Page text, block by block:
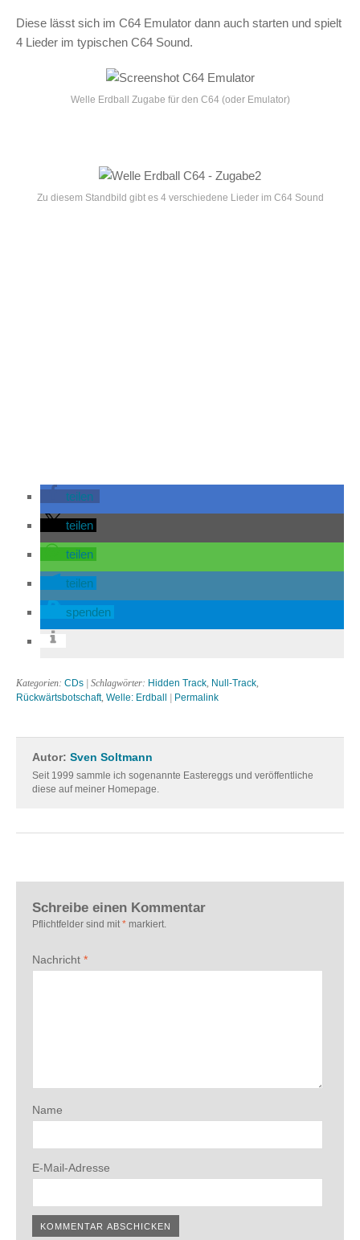
Diese lässt sich im C64 Emulator dann auch starten und spielt
4 Lieder im typischen C64 Sound.
Welle Erdball Zugabe für den C64 (oder Emulator)
Zu diesem Standbild gibt es 4 verschiedene Lieder im C64 Sound
teilen
teilen
teilen
teilen
spenden
Kategorien: CDs | Schlagwörter: Hidden Track, Null-Track,
Rückwärtsbotschaft, Welle: Erdball Permalink
Autor: Sven Soltmann
Seit 1999 sammle ich sogenannte Eastereggs und veröffentliche
diese auf meiner Homepage.
Schreibe einen Kommentar
Pflichtfelder sind mit * markiert.
Nachricht *
Name
E-Mail-Adresse